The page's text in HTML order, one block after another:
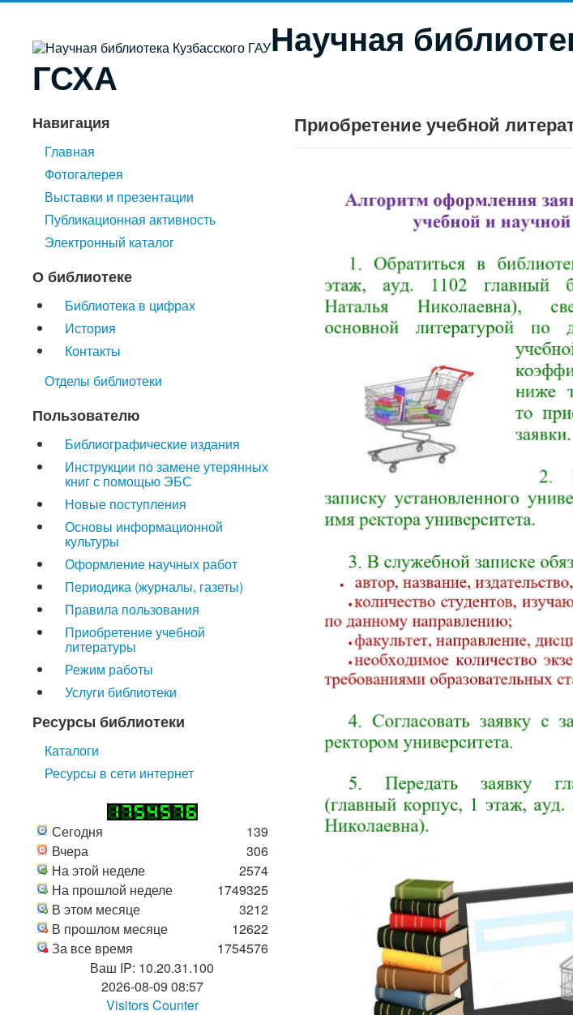
Научная
ГСХА
Навигация
Главная
Фотогалерея
Выставки и презентации
Публикационная активность
Электронный каталог
О библиотеке
Библиотека в цифрах
История
Контакты
Отделы библиотеки
Пользователю
Библиографические издания
Инструкции по замене утерянных
книг с помощью ЭБС
Новые поступления
Основы информационной
культуры
Оформление научных работ
Периодика (журналы, газеты)
Правила пользования
Приобретение учебной
литературы
Режим работы
Услуги библиотеки
Ресурсы библиотеки
Каталоги
Ресурсы в сети интернет
Сегодня
Вчера
На этой неделе
На прошлой неделе
В этом месяце
В прошлом месяце
За все время
139
306
2574
1749325
3212
12622
1754576
Ваш IP: 10.20.31.100
2026-08-09 08:57
Visitors Counter
Приобретение учебной